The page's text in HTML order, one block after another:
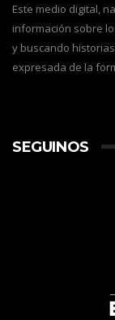
Este medio digital,
información sobre
y buscando
expresada de la
SEGUINOS